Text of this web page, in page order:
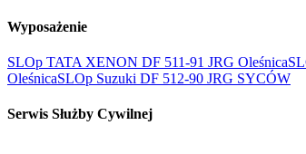
Wyposażenie
SLOp TATA XENON DF 511-91 JRG Oleśnica
OleśnicaSLOp Suzuki DF 512-90 JRG SYCÓW
Serwis Służby Cywilnej